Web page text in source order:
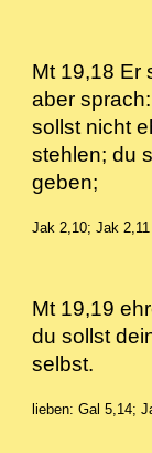
Mt 19,18 Er
aber
sollst nicht
stehlen; du
geben;
Jak 2,10; Jak 2,11
Mt 19,19
du sollst
selbst.
lieben: Gal 5,14;